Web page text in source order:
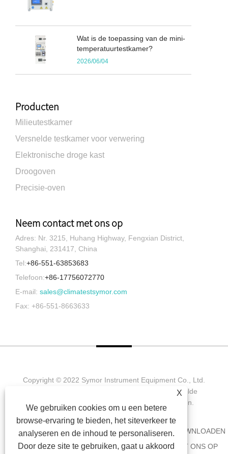
Wat is de toepassing van de mini-
temperatuurtestkamer?
2026/06/04
Producten
Milieutestkamer
Versnelde testkamer voor verwering
Elektronische droge kast
Droogoven
Precisie-oven
Neem contact met ons op
Adres: Nr. 3215, Huhang Highway, Fengxian District,
Shanghai, 231417, China
Tel:+86-551-63853683
Telefoon:+86-17756072770
E-mail: sales@climatestsymor.com
Fax: +86-551-8663633
Copyright © 2022 Symor Instrument Equipment Co., Ltd.
Milieutestkamer, elektronische droogkast, versnelde
verweringstestkamer. Alle rechten voorbehouden.
HUIS OVER ONS PRODUCTEN NIEUWS
DOWNLOADEN
AANVRAAG VERZENDEN
NEEM CONTACT MET ONS OP
X
We gebruiken cookies om u een betere
browse-ervaring te bieden, het siteverkeer te
analyseren en de inhoud te personaliseren.
Door deze site te gebruiken, gaat u akkoord